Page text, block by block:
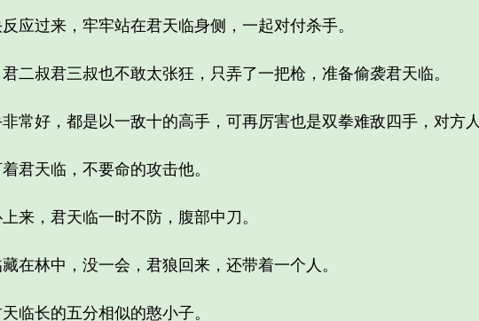
过来，牢牢站在君天临身侧，一起对付杀手。
叔君三叔也不敢太张狂，只弄了一把枪，准备偷袭君天临。
好，都是以一敌十的高手，可再厉害也是双拳难敌四手，对方
天临，不要命的攻击他。
，君天临一时不防，腹部中刀。
林中，没一会，君狼回来，还带着一个人。
长的五分相似的憨小子。